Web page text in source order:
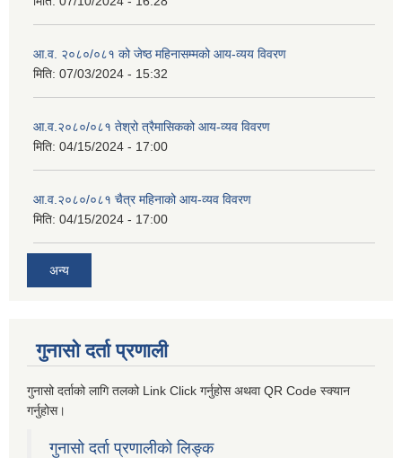
आ.व. २०८०/०८१ को जेष्ठ महिनासम्मको आय-व्यय विवरण
मिति: 07/03/2024 - 15:32
आ.व.२०८०/०८१ तेश्रो त्रैमासिकको आय-व्यव विवरण
मिति: 04/15/2024 - 17:00
आ.व.२०८०/०८१ चैत्र महिनाको आय-व्यव विवरण
मिति: 04/15/2024 - 17:00
अन्य
गुनासो दर्ता प्रणाली
गुनासो दर्ताको लागि तलको Link Click गर्नुहोस अथवा QR Code स्क्यान
गर्नुहोस।
गुनासो दर्ता प्रणालीको लिङ्क